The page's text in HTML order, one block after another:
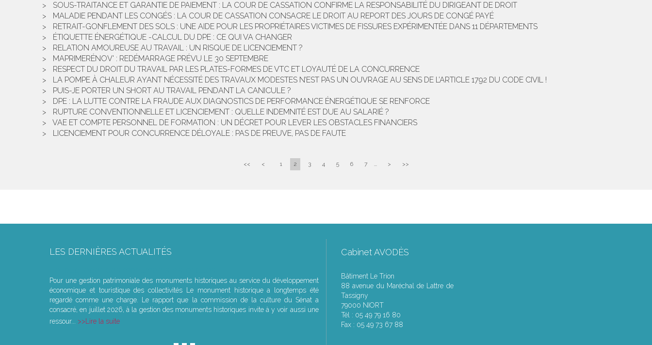
SOUS-TRAITANCE ET GARANTIE DE PAIEMENT : LA COUR DE CASSATION CONFIRME LA RESPONSABILITÉ DU DIRIGEANT DE DROIT
MALADIE PENDANT LES CONGÉS : LA COUR DE CASSATION CONSACRE LE DROIT AU REPORT DES JOURS DE CONGÉ PAYÉ
RETRAIT-GONFLEMENT DES SOLS : UNE AIDE POUR LES PROPRIÉTAIRES VICTIMES DE FISSURES EXPÉRIMENTÉE DANS 11 DÉPARTEMENTS
ÉTIQUETTE ÉNERGÉTIQUE -CALCUL DU DPE : CE QUI VA CHANGER
RELATION AMOUREUSE AU TRAVAIL : UN RISQUE DE LICENCIEMENT ?
MAPRIMERÉNOV' : REDÉMARRAGE PRÉVU LE 30 SEPTEMBRE
RESPECT DU DROIT DU TRAVAIL PAR LES PLATES-FORMES DE VTC ET LOYAUTÉ DE LA CONCURRENCE
LA POMPE À CHALEUR AYANT NÉCESSITÉ DES TRAVAUX MODESTES N’EST PAS UN OUVRAGE AU SENS DE L’ARTICLE 1792 DU CODE CIVIL !
PUIS-JE PORTER UN SHORT AU TRAVAIL PENDANT LA CANICULE ?
DPE : LA LUTTE CONTRE LA FRAUDE AUX DIAGNOSTICS DE PERFORMANCE ÉNERGÉTIQUE SE RENFORCE
RUPTURE CONVENTIONNELLE ET LICENCIEMENT : QUELLE INDEMNITÉ EST DUE AU SALARIÉ ?
VAE ET COMPTE PERSONNEL DE FORMATION : UN DÉCRET POUR LEVER LES OBSTACLES FINANCIERS
LICENCIEMENT POUR CONCURRENCE DÉLOYALE : PAS DE PREUVE, PAS DE FAUTE
<< < 1 2 3 4 5 6 7 ... > >>
LES DERNIÈRES ACTUALITÉS
Pour une gestion patrimoniale des monuments historiques au service du développement
économique et touristique des collectivités Le monument historique a longtemps été
regardé comme une charge. Le rapport que la commission de la culture du Sénat a
consacré, en juillet 2026, à la gestion des monuments historiques invite à y voir aussi une
ressour...
Lire la suite
Cabinet AVODÈS
Bâtiment Le Trion
88 avenue du Maréchal de Lattre de
Tassigny
79000 NIORT
Tél : 05 49 79 16 80
Fax : 05 49 73 67 88